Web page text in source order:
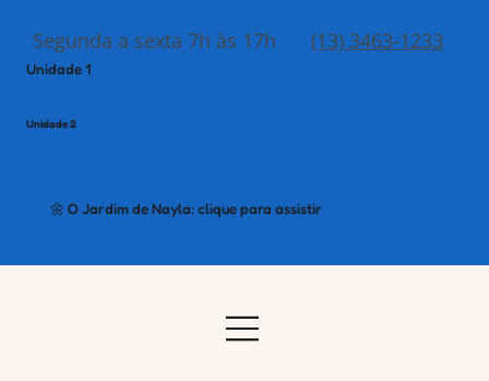
Segunda a sexta 7h às 17h (13) 3463-1233
Unidade 1
Unidade 2
🌼 O Jardim de Nayla: clique para assistir